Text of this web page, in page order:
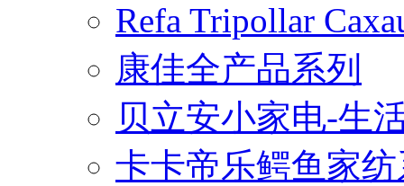
Refa Tripollar
康佳全产品系列
贝立安小家电-生
卡卡帝乐鳄鱼家